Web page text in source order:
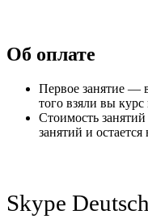
Об оплате
Первое занятие —
того взяли вы курс
Стоимость
занятий и
Skype Deutsch